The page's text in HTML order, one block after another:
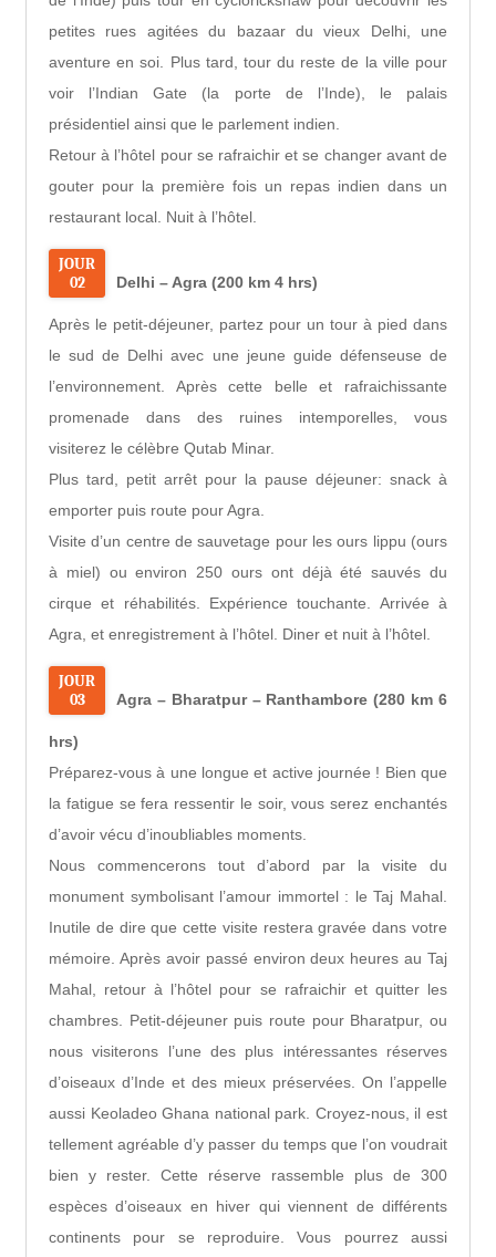
petites rues agitées du bazaar du vieux Delhi, une
aventure en soi. Plus tard, tour du reste de la ville pour
voir l’Indian Gate (la porte de l’Inde), le palais
présidentiel ainsi que le parlement indien.
Retour à l’hôtel pour se rafraichir et se changer avant de
gouter pour la première fois un repas indien dans un
restaurant local. Nuit à l’hôtel.
JOUR
02
Delhi – Agra (200 km 4 hrs)
Après le petit-déjeuner, partez pour un tour à pied dans
le sud de Delhi avec une jeune guide défenseuse de
l’environnement. Après cette belle et rafraichissante
promenade dans des ruines intemporelles, vous
visiterez le célèbre Qutab Minar.
Plus tard, petit arrêt pour la pause déjeuner: snack à
emporter puis route pour Agra.
Visite d’un centre de sauvetage pour les ours lippu (ours
à miel) ou environ 250 ours ont déjà été sauvés du
cirque et réhabilités. Expérience touchante. Arrivée à
Agra, et enregistrement à l’hôtel. Diner et nuit à l’hôtel.
JOUR
03
Agra – Bharatpur – Ranthambore (280 km 6
hrs)
Préparez-vous à une longue et active journée ! Bien que
la fatigue se fera ressentir le soir, vous serez enchantés
d’avoir vécu d’inoubliables moments.
Nous commencerons tout d’abord par la visite du
monument symbolisant l’amour immortel : le Taj Mahal.
Inutile de dire que cette visite restera gravée dans votre
mémoire. Après avoir passé environ deux heures au Taj
Mahal, retour à l’hôtel pour se rafraichir et quitter les
chambres. Petit-déjeuner puis route pour Bharatpur, ou
nous visiterons l’une des plus intéressantes réserves
d’oiseaux d’Inde et des mieux préservées. On l’appelle
aussi Keoladeo Ghana national park. Croyez-nous, il est
tellement agréable d’y passer du temps que l’on voudrait
bien y rester. Cette réserve rassemble plus de 300
espèces d’oiseaux en hiver qui viennent de différents
continents pour se reproduire. Vous pourrez aussi